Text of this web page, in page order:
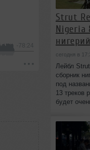
-78:24
Strut
Nigeria
сегодня в
Лейбл
сборник
под
13 треков
будет